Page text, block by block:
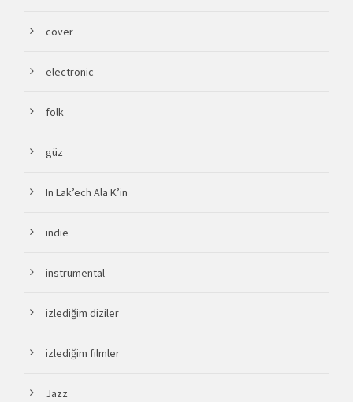
cover
electronic
folk
güz
In Lak’ech Ala K’in
indie
instrumental
izlediğim diziler
izlediğim filmler
Jazz